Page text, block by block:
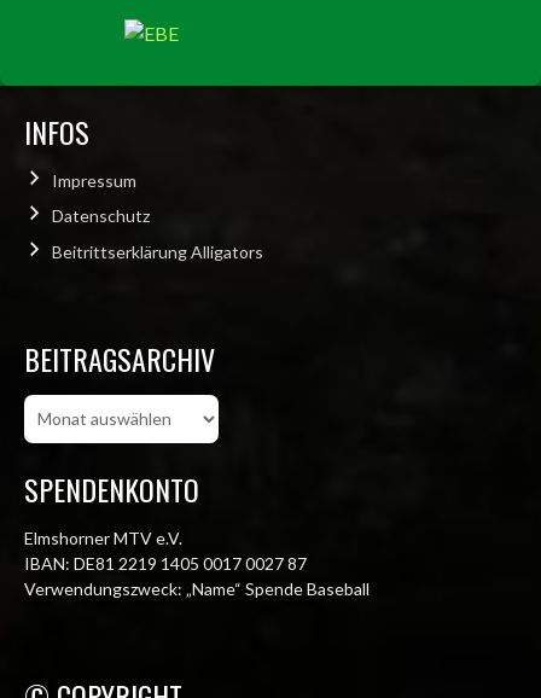
INFOS
Impressum
Datenschutz
Beitrittserklärung Alligators
BEITRAGSARCHIV
Beitragsarchiv
SPENDENKONTO
Elmshorner MTV e.V.
IBAN: DE81 2219 1405 0017 0027 87
Verwendungszweck: „Name“ Spende Baseball